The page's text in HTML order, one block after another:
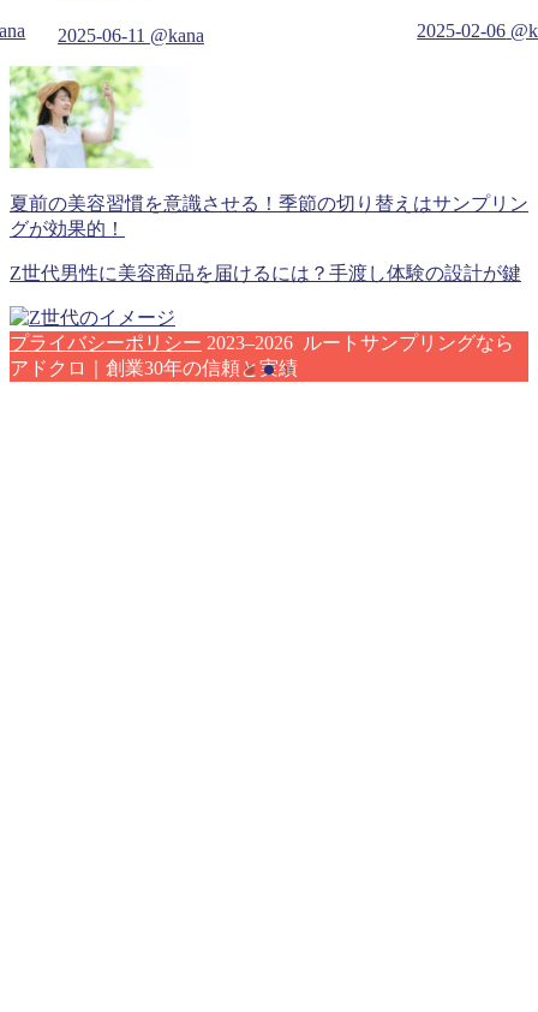
2025-06-11 @kana 2025-02-06
夏前の美容習慣を意識させる！季節の切り替えはサンプリン
グが効果的！
Z世代男性に美容商品を届けるには？手渡し体験の設計が鍵
プライバシーポリシー 2023–2026 ルートサンプリングなら
アドクロ｜創業30年の信頼と実績